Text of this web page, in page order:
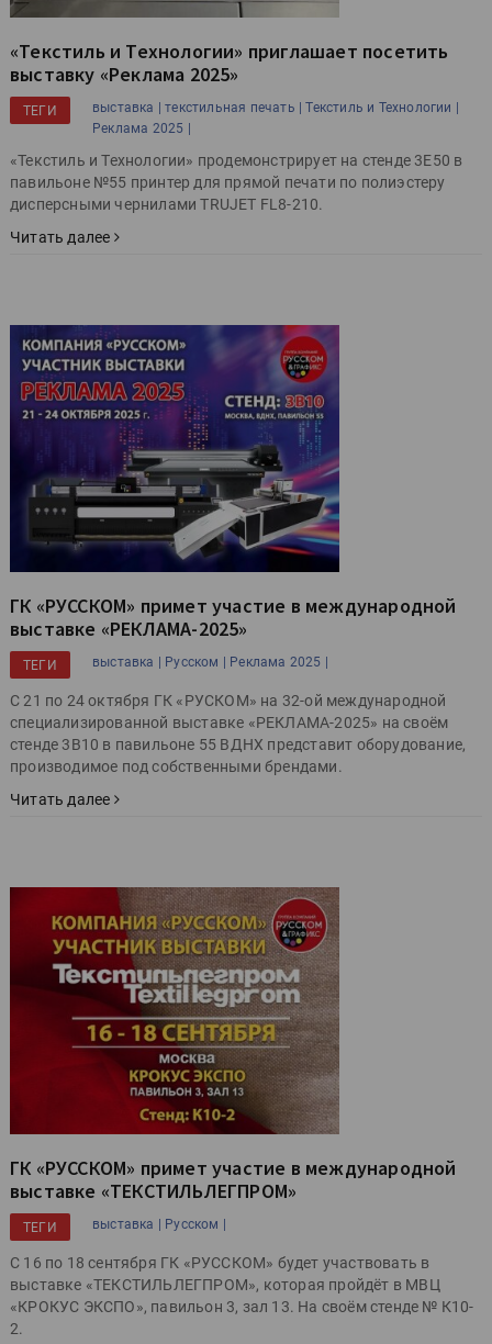
«Текстиль и Технологии» приглашает посетить
выставку «Реклама 2025»
ТЕГИ выставка | текстильная печать | Текстиль и Технологии |
Реклама 2025 |
«Текстиль и Технологии» продемонстрирует на стенде 3Е50 в
павильоне №55 принтер для прямой печати по полиэстеру
дисперсными чернилами TRUJET FL8-210.
Читать далее
ГК «РУССКОМ» примет участие в международной
выставке «РЕКЛАМА-2025»
ТЕГИ выставка | Русском | Реклама 2025 |
С 21 по 24 октября ГК «РУСКОМ» на 32-ой международной
специализированной выставке «РЕКЛАМА-2025» на своём
стенде 3B10 в павильоне 55 ВДНХ представит оборудование,
производимое под собственными брендами.
Читать далее
ГК «РУССКОМ» примет участие в международной
выставке «ТЕКСТИЛЬЛЕГПРОМ»
ТЕГИ выставка | Русском |
С 16 по 18 сентября ГК «РУССКОМ» будет участвовать в
выставке «ТЕКСТИЛЬЛЕГПРОМ», которая пройдёт в МВЦ
«КРОКУС ЭКСПО», павильон 3, зал 13. На своём стенде № К10-
2.